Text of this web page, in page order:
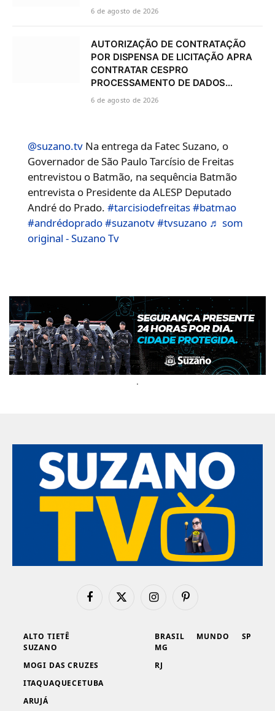
6 de agosto de 2026
AUTORIZAÇÃO DE CONTRATAÇÃO
POR DISPENSA DE LICITAÇÃO APRA
CONTRATAR CESPRO
PROCESSAMENTO DE DADOS…
6 de agosto de 2026
@suzano.tv Na entrega da Fatec Suzano, o
Governador de São Paulo Tarcísio de Freitas
entrevistou o Batmão, na sequência Batmão
entrevista o Presidente da ALESP Deputado
André do Prado.#tarcisiodefreitas#batmao
#andrédoprado#suzanotv#tvsuzano ♬ som
original - Suzano Tv
.
FacebookX
InstagramPinterest
ALTO TIETÊ
SUZANO
MOGI DAS CRUZES
ITAQUAQUECETUBA
ARUJÁ
BRASIL
MG
RJ
MUNDO SP